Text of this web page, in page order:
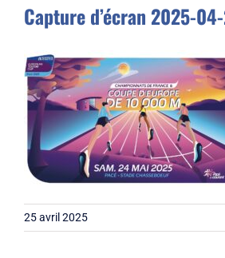
Capture d’écran 2025-
25 avril 2025